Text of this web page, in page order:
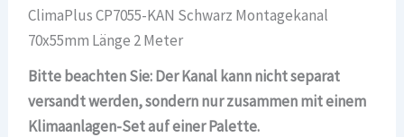
ClimaPlus CP7055-KAN Schwarz Montagekanal
70x55mm Länge 2 Meter
Bitte beachten Sie: Der Kanal kann nicht separat
versandt werden, sondern nur zusammen mit einem
Klimaanlagen-Set auf einer Palette.